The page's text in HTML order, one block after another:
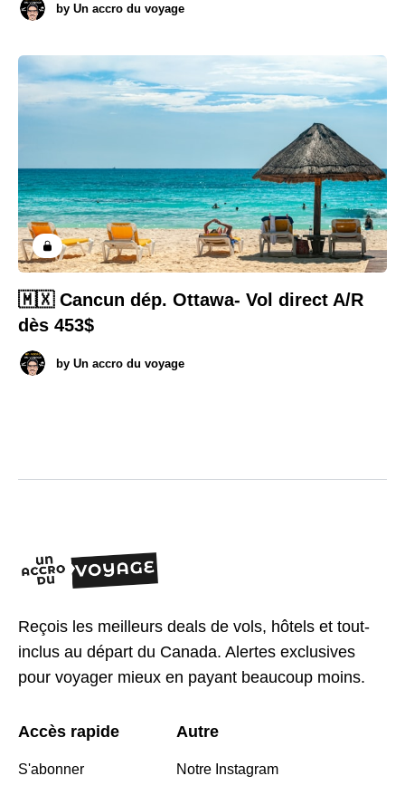
by Un accro du voyage
🇲🇽 Cancun dép. Ottawa- Vol direct A/R
dès 453$
by Un accro du voyage
Reçois les meilleurs deals de vols, hôtels et tout-
inclus au départ du Canada. Alertes exclusives
pour voyager mieux en payant beaucoup moins.
Accès rapide
S'abonner
Autre
Notre Instagram